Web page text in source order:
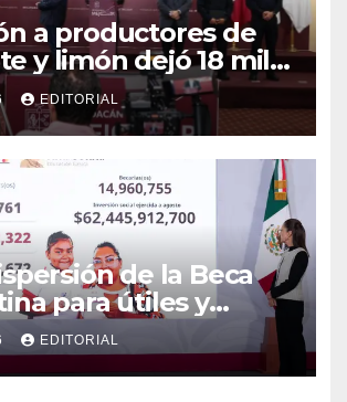
a productores de
y limón dejó 18 mil
del caso Carlos
EDITORIAL
de la Beca
para útiles y
escolares en
presidenta Claudia
EDITORIAL